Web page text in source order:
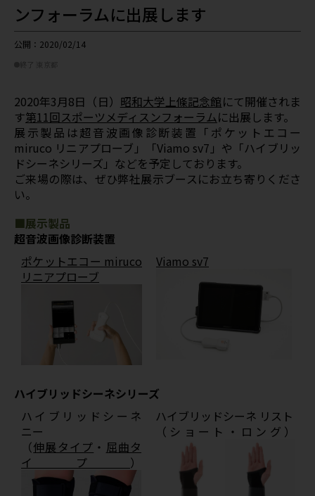
ンフォーラムに出展します
公開：2020/02/14
2020年3月8日（日） 昭和大学上條記念館にて開催されま
す第11回スポーツメディスンフォーラムに出展します。
展示製品は超音波画像診断装置「ポケットエコー
miruco リニアプローブ」「Viamo sv7」や「ハイブリッ
ドシーネシリーズ」などを予定しております。
ご来場の際は、ぜひ弊社展示ブースにお立ち寄りくださ
い。
■展示製品
超音波画像診断装置
ポケットエコー miruco
リニアプローブ
Viamo sv7
ハイブリッドシーネシリーズ
ハイブリッドシーネ
ニー
（伸展タイプ ・ 屈曲タ
イプ ）
ハイブリッドシーネ リスト
（ショート・ロング）